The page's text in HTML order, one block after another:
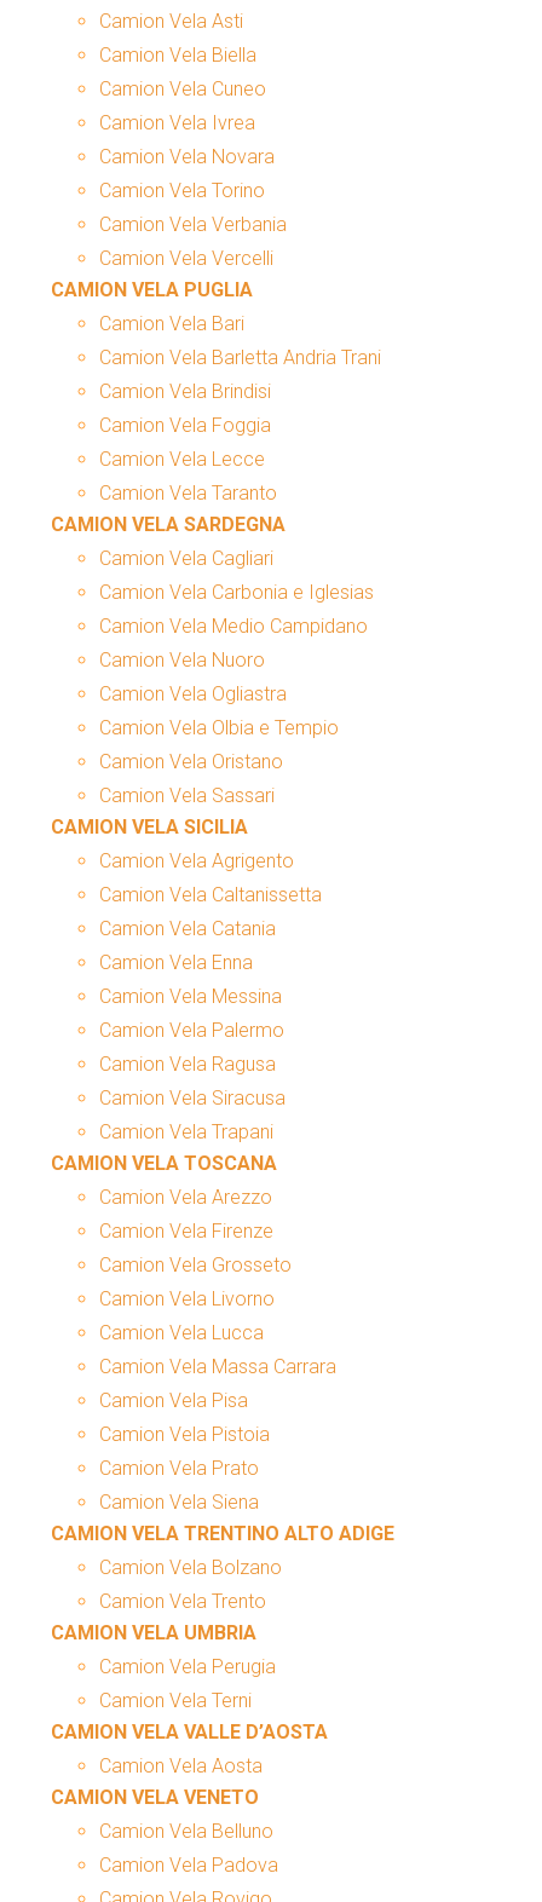
Camion Vela Asti
Camion Vela Biella
Camion Vela Cuneo
Camion Vela Ivrea
Camion Vela Novara
Camion Vela Torino
Camion Vela Verbania
Camion Vela Vercelli
CAMION VELA PUGLIA
Camion Vela Bari
Camion Vela Barletta Andria Trani
Camion Vela Brindisi
Camion Vela Foggia
Camion Vela Lecce
Camion Vela Taranto
CAMION VELA SARDEGNA
Camion Vela Cagliari
Camion Vela Carbonia e Iglesias
Camion Vela Medio Campidano
Camion Vela Nuoro
Camion Vela Ogliastra
Camion Vela Olbia e Tempio
Camion Vela Oristano
Camion Vela Sassari
CAMION VELA SICILIA
Camion Vela Agrigento
Camion Vela Caltanissetta
Camion Vela Catania
Camion Vela Enna
Camion Vela Messina
Camion Vela Palermo
Camion Vela Ragusa
Camion Vela Siracusa
Camion Vela Trapani
CAMION VELA TOSCANA
Camion Vela Arezzo
Camion Vela Firenze
Camion Vela Grosseto
Camion Vela Livorno
Camion Vela Lucca
Camion Vela Massa Carrara
Camion Vela Pisa
Camion Vela Pistoia
Camion Vela Prato
Camion Vela Siena
CAMION VELA TRENTINO ALTO ADIGE
Camion Vela Bolzano
Camion Vela Trento
CAMION VELA UMBRIA
Camion Vela Perugia
Camion Vela Terni
CAMION VELA VALLE D’AOSTA
Camion Vela Aosta
CAMION VELA VENETO
Camion Vela Belluno
Camion Vela Padova